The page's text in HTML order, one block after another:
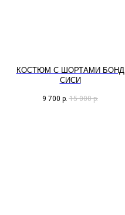
КОСТЮМ С ШОРТАМИ БОНД
СИСИ
9 700 р. 15 000 р.